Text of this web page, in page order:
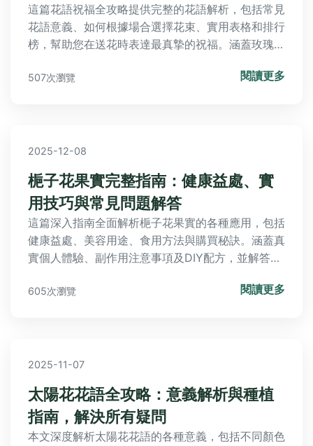
這篇花語祝福全攻略提供完整的花語解析，包括常見
花語意義、如何根據場合選擇花束、實用表格和排行
榜，幫助您在送花時表達最真摯的祝福。涵蓋玫瑰、
讓您輕鬆掌握花語的奧秘。
507次瀏覽 閱讀更多
2025-12-08
梔子花果實完整指南：健康益處、實
用技巧與常見問題解答
這篇深入指南全面解析梔子花果實的各種應用，包括
健康益處、美容用途、食用方法與購買秘訣。涵蓋真
實個人體驗、副作用注意事項及DIY配方，並解答常
些？」幫助您安全有效地使用。
605次瀏覽 閱讀更多
2025-11-07
太陽花花語全攻略：意義解析與種植
指南，解決所有疑問
本文深度解析太陽花花語的各種意義，包括不同顏色